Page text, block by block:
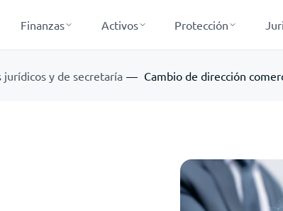
Finanzas Activos Protección
jurídicos y de secretaría Cambio de dirección